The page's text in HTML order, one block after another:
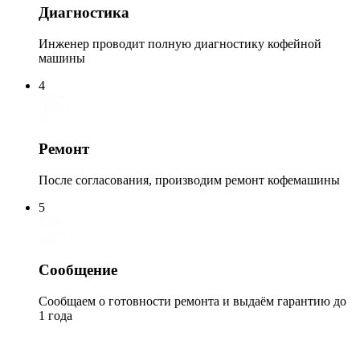
Диагностика
Инженер проводит полную диагностику кофейной
машины
4
Ремонт
После согласования, производим ремонт кофемашины
5
Сообщение
Сообщаем о готовности ремонта и выдаём гарантию до
1 года